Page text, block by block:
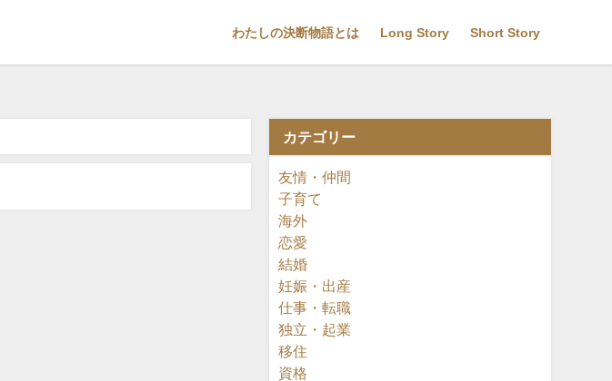
わたしの決断物語とは Long Story Short Story
カテゴリー
友情・仲間
子育て
海外
恋愛
結婚
妊娠・出産
仕事・転職
独立・起業
移住
資格